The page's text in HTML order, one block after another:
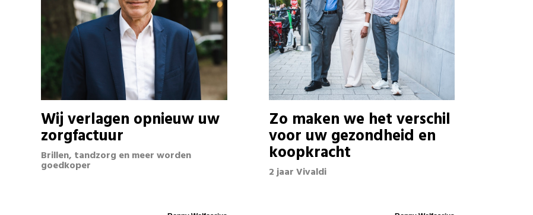
Wij verlagen opnieuw uw
zorgfactuur
Brillen, tandzorg en meer worden
goedkoper
Zo maken we het verschil
voor uw gezondheid en
koopkracht
2 jaar Vivaldi